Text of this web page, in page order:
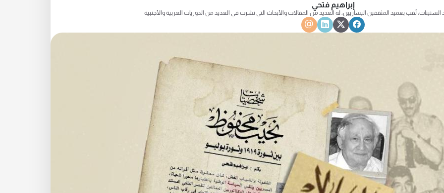
إبراهيم فتحي
لُقب بعميد المثقفين اليساريين، له العديد من المقالات والأبحاث التي نشرت في العديد من الدوريات العربية والأجنبية